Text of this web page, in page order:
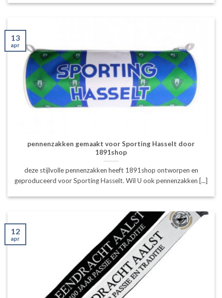
pennenzakken gemaakt voor Sporting Hasselt door
1891shop
deze stijlvolle pennenzakken heeft 1891shop ontworpen en
geproduceerd voor Sporting Hasselt. Wil U ook pennenzakken [...]
13
apr
12
apr